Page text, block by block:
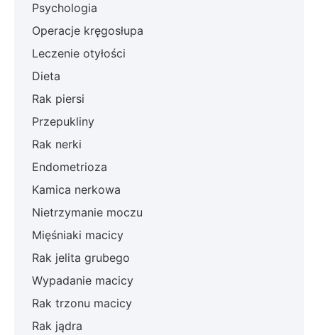
Psychologia
Operacje kręgosłupa
Leczenie otyłości
Dieta
Rak piersi
Przepukliny
Rak nerki
Endometrioza
Kamica nerkowa
Nietrzymanie moczu
Mięśniaki macicy
Rak jelita grubego
Wypadanie macicy
Rak trzonu macicy
Rak jądra